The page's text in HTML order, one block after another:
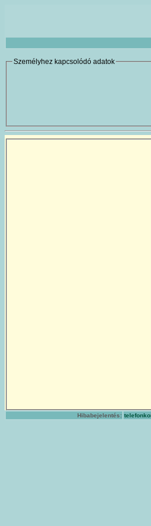
Személyhez kapcsolódó adatok
Hibabejelentés: